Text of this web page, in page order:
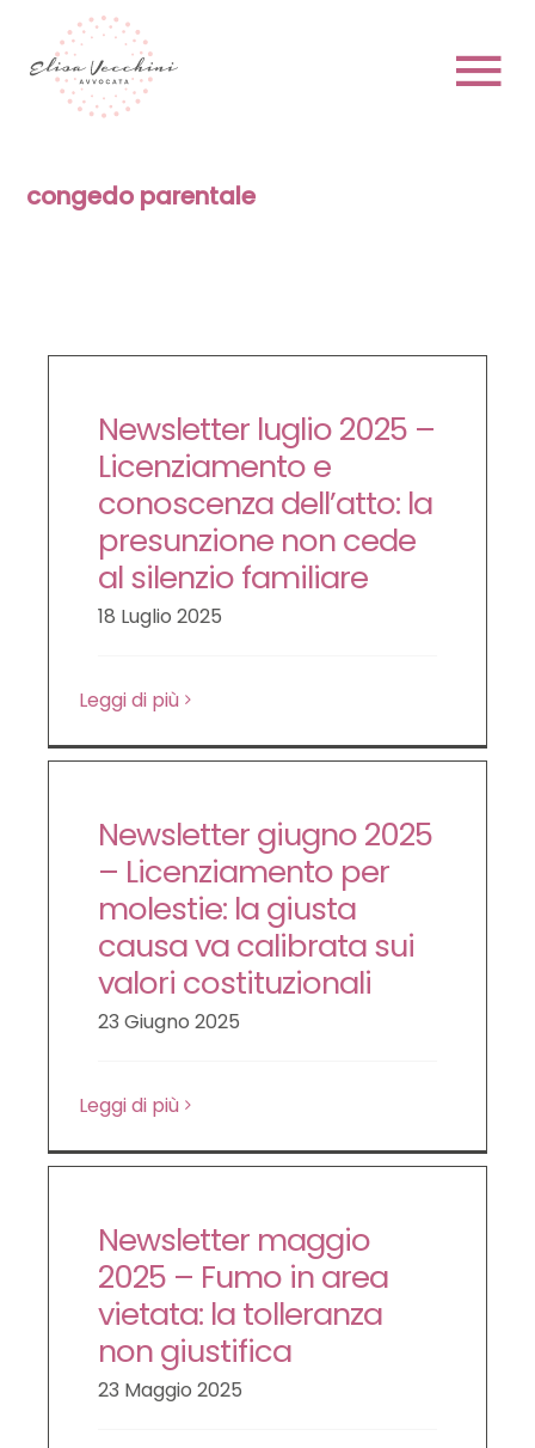
content
HOME
PRENOTA
LE NOVITÀ DA SAPERE
congedo parentale
Newsletter luglio 2025 –
Licenziamento e
conoscenza dell’atto: la
presunzione non cede
al silenzio familiare
18 Luglio 2025
Leggi di più
Newsletter giugno 2025
– Licenziamento per
molestie: la giusta
causa va calibrata sui
valori costituzionali
23 Giugno 2025
Leggi di più
Newsletter maggio
2025 – Fumo in area
vietata: la tolleranza
non giustifica
23 Maggio 2025